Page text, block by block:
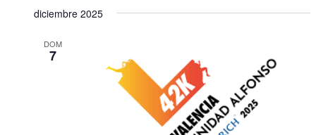
diciembre 2025
DOM
7